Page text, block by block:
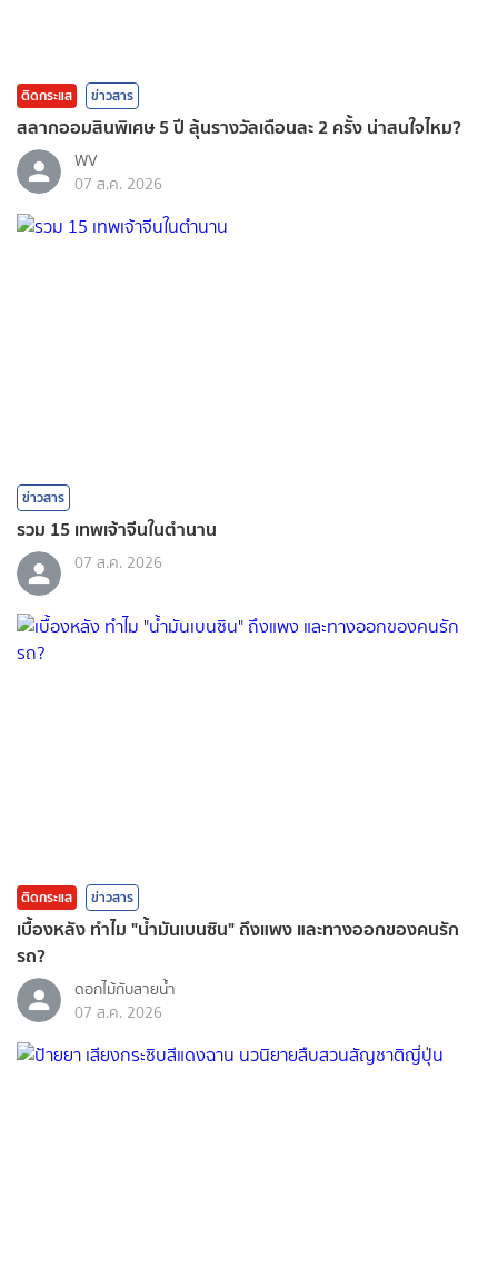
ติดกระแส ข่าวสาร
สลากออมสินพิเศษ 5 ปี ลุ้นรางวัลเดือนละ 2 ครั้ง น่าสนใจไหม?
WV
07 ส.ค. 2026
ข่าวสาร
รวม 15 เทพเจ้าจีนในตำนาน
07 ส.ค. 2026
ติดกระแส ข่าวสาร
เบื้องหลัง ทำไม "น้ำมันเบนซิน" ถึงแพง และทางออกของคนรัก
รถ?
ดอกไม้กับสายน้ำ
07 ส.ค. 2026